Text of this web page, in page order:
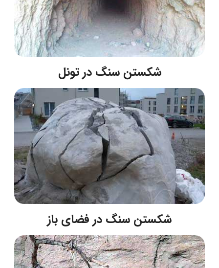
شکستن سنگ در تونل
شکستن سنگ در فضای باز